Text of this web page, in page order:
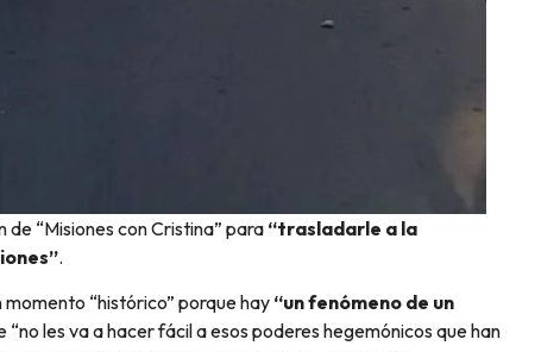
“Misiones con Cristina” para “trasladarle a la
.
“histórico” porque hay “un fenómeno de un
“no les va a hacer fácil a esos poderes hegemónicos que han